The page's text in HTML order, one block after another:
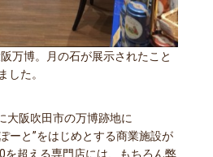
万博。月の石が展示されたこと
した。
大阪吹田市の万博跡地に
ーと”をはじめとする商業施設が
を超える専門店には、もちろん弊